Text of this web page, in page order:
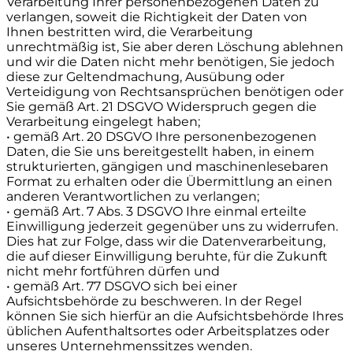
verlangen, soweit die Richtigkeit der Daten von
Ihnen bestritten wird, die Verarbeitung
unrechtmäßig ist, Sie aber deren Löschung ablehnen
und wir die Daten nicht mehr benötigen, Sie jedoch
diese zur Geltendmachung, Ausübung oder
Verteidigung von Rechtsansprüchen benötigen oder
Sie gemäß Art. 21 DSGVO Widerspruch gegen die
Verarbeitung eingelegt haben;
• gemäß Art. 20 DSGVO Ihre personenbezogenen
Daten, die Sie uns bereitgestellt haben, in einem
strukturierten, gängigen und maschinenlesebaren
Format zu erhalten oder die Übermittlung an einen
anderen Verantwortlichen zu verlangen;
• gemäß Art. 7 Abs. 3 DSGVO Ihre einmal erteilte
Einwilligung jederzeit gegenüber uns zu widerrufen.
Dies hat zur Folge, dass wir die Datenverarbeitung,
die auf dieser Einwilligung beruhte, für die Zukunft
nicht mehr fortführen dürfen und
• gemäß Art. 77 DSGVO sich bei einer
Aufsichtsbehörde zu beschweren. In der Regel
können Sie sich hierfür an die Aufsichtsbehörde Ihres
üblichen Aufenthaltsortes oder Arbeitsplatzes oder
unseres Unternehmenssitzes wenden.